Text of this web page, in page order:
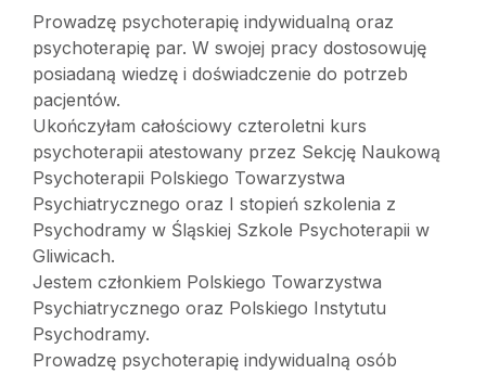
Prowadzę psychoterapię indywidualną oraz
psychoterapię par. W swojej pracy dostosowuję
posiadaną wiedzę i doświadczenie do potrzeb
pacjentów.
Ukończyłam całościowy czteroletni kurs
psychoterapii atestowany przez Sekcję Naukową
Psychoterapii Polskiego Towarzystwa
Psychiatrycznego oraz I stopień szkolenia z
Psychodramy w Śląskiej Szkole Psychoterapii w
Gliwicach.
Jestem członkiem Polskiego Towarzystwa
Psychiatrycznego oraz Polskiego Instytutu
Psychodramy.
Prowadzę psychoterapię indywidualną osób